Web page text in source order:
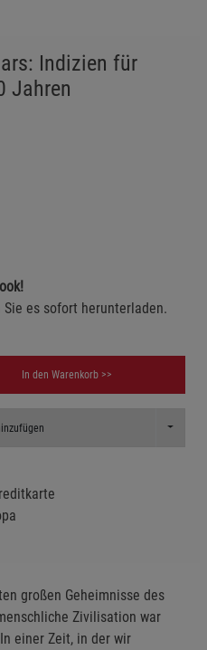
Indizien für
Jahren
Sie es sofort herunterladen.
In den Warenkorb >>
Toggle
großen Geheimnisse des
Zivilisation war
einer Zeit, in der wir